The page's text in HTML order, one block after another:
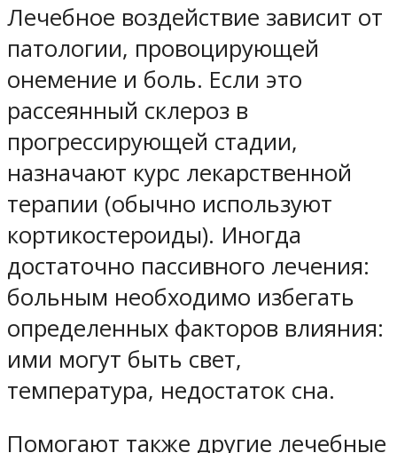
Лечебное воздействие зависит от
патологии, провоцирующей
онемение и боль. Если это
рассеянный склероз в
прогрессирующей стадии,
назначают курс лекарственной
терапии (обычно используют
кортикостероиды). Иногда
достаточно пассивного лечения:
больным необходимо избегать
определенных факторов влияния:
ими могут быть свет,
температура, недостаток сна.
Помогают также другие лечебные